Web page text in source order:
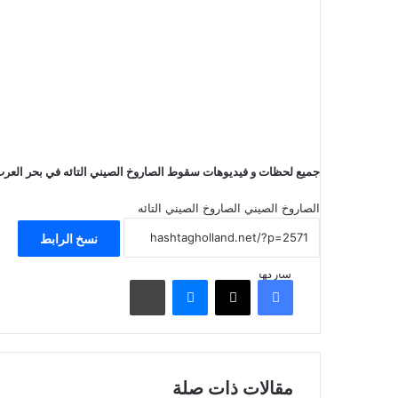
جميع لحظات و فيديوهات سقوط الصاروخ الصيني التائه في بحر
الصاروخ الصيني الصاروخ الصيني التائه
نسخ الرابط
شاركهافيسبوك ‫X ماسنجر مشاركة عبر البريد
مقالات ذات صلة